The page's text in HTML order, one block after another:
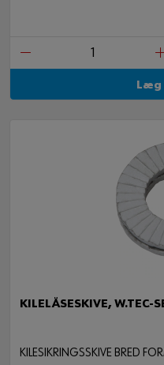
Læg
KILELÅSESKIVE, W.TEC-
KILESIKRINGSSKIVE BRED